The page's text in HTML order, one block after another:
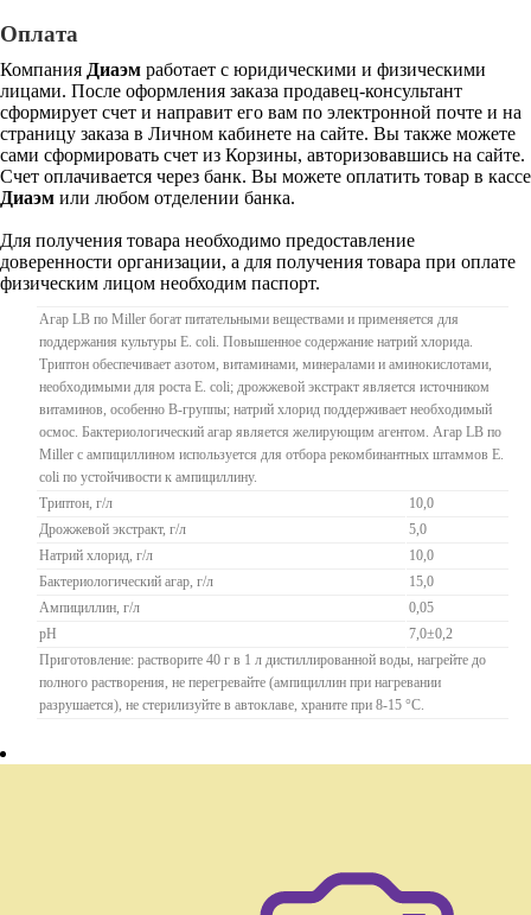
Оплата
Компания Диаэм работает с юридическими и физическими
лицами. После оформления заказа продавец-консультант
сформирует счет и направит его вам по электронной почте и на
страницу заказа в Личном кабинете на сайте. Вы также можете
сами сформировать счет из Корзины, авторизовавшись на сайте.
Счет оплачивается через банк. Вы можете оплатить товар в кассе
Диаэм или любом отделении банка.
Для получения товара необходимо предоставление
доверенности организации, а для получения товара при оплате
физическим лицом необходим паспорт.
Агар LB по Miller богат питательными веществами и применяется для
поддержания культуры E. coli. Повышенное содержание натрий хлорида.
Триптон обеспечивает азотом, витаминами, минералами и аминокислотами,
необходимыми для роста E. coli; дрожжевой экстракт является источником
витаминов, особенно В-группы; натрий хлорид поддерживает необходимый
осмос. Бактериологический агар является желирующим агентом. Агар LB по
Miller с ампициллином используется для отбора рекомбинантных штаммов E.
coli по устойчивости к ампициллину.
Триптон, г/л
10,0
Дрожжевой экстракт, г/л
5,0
Натрий хлорид, г/л
10,0
Бактериологический агар, г/л
15,0
Ампициллин, г/л
0,05
рН
7,0±0,2
Приготовление: растворите 40 г в 1 л дистиллированной воды, нагрейте до
полного растворения, не перегревайте (ампициллин при нагревании
разрушается), не стерилизуйте в автоклаве, храните при 8-15 °C.